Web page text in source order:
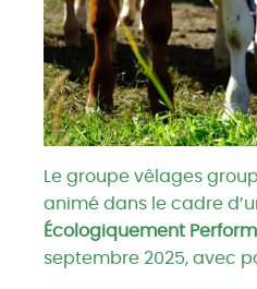
Le groupe vêlages
animé dans le cadre
Écologiquement
septembre 2025, avec